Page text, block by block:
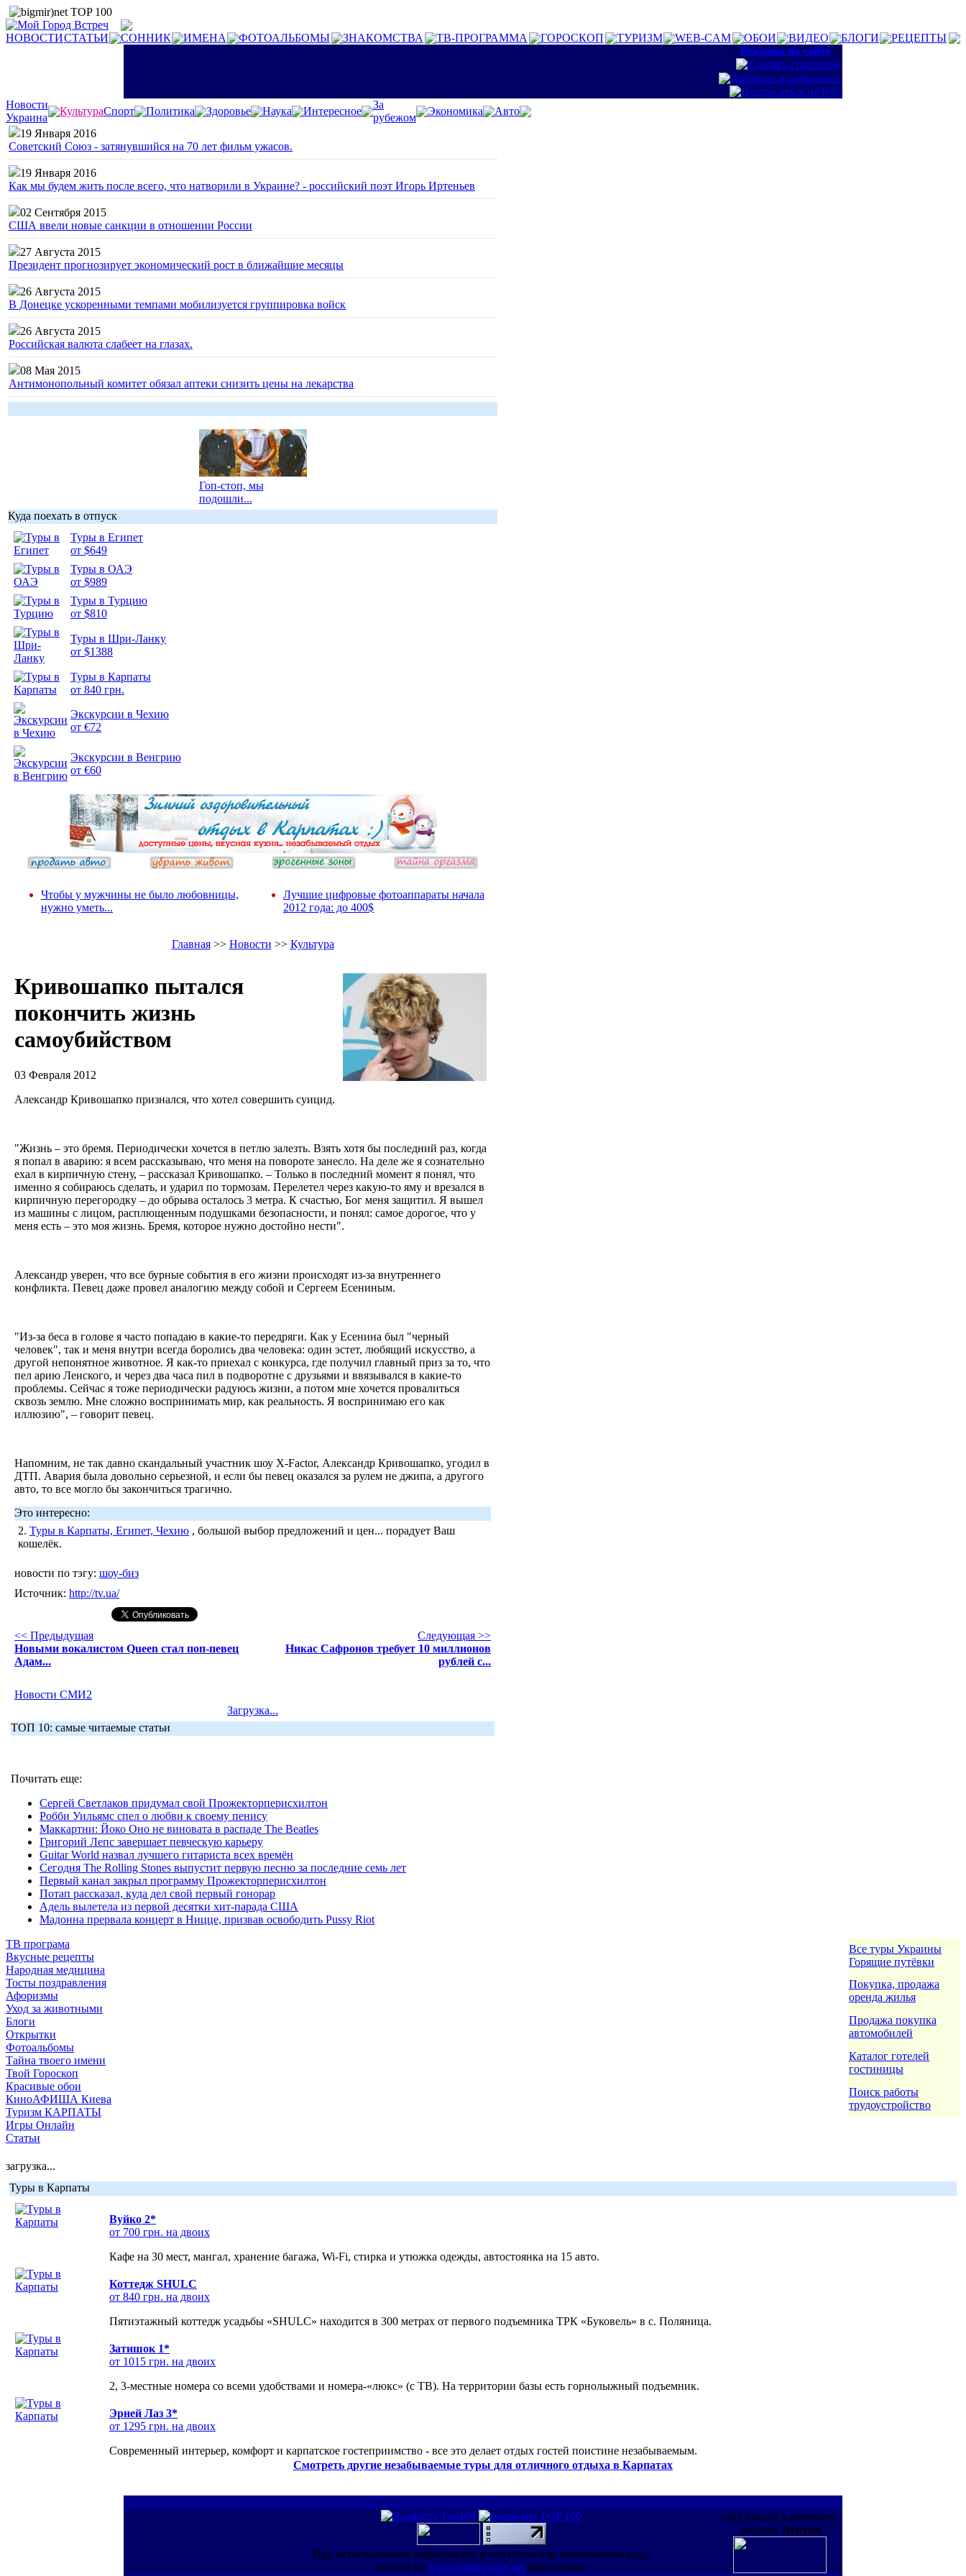
НОВОСТИСТАТЬИ СОННИК ИМЕНА ФОТОАЛЬБОМЫ ЗНАКОМСТВА ТВ-ПРОГРАММА ГОРОСКОП ТУРИЗМ WEB-CAM ОБОИ ВИДЕО БЛОГИ
РЕЦЕПТЫ
:: Реклама на сайте ::
Новости
Украина
КультураСпорт Политика Здоровье Наука Интересное
За
рубежом
Экономика
Авто
19 Января 2016
Советский Союз - затянувшийся на 70 лет фильм ужасов.
19 Января 2016
Как мы будем жить после всего, что натворили в Украине? - российский поэт Игорь Иртеньев
02 Сентября 2015
США ввели новые санкции в отношении России
27 Августа 2015
Президент прогнозирует экономический рост в ближайшие месяцы
26 Августа 2015
В Донецке ускоренными темпами мобилизуется группировка войск
26 Августа 2015
Российская валюта слабеет на глазах.
08 Мая 2015
Антимонопольный комитет обязал аптеки снизить цены на лекарства
Гоп-стоп, мы
подошли...
Куда поехать в отпуск
Туры в Египет
от $649
Туры в ОАЭ
от $989
Туры в Турцию
от $810
Туры в Шри-Ланку
от $1388
Туры в Карпаты
от 840 грн.
Экскурсии в Чехию
от €72
Экскурсии в Венгрию
от €60
Чтобы у мужчины не было любовницы,
нужно уметь...
Лучшие цифровые фотоаппараты начала
2012 года: до 400$
Главная>> Новости >> Культура
Кривошапко пытался
покончить жизнь
самоубийством
03 Февраля 2012
Александр Кривошапко признался, что хотел совершить суицид.
"Жизнь – это бремя. Периодически хочется в петлю залезть. Взять хотя бы последний раз, когда
я попал в аварию: я всем рассказываю, что меня на повороте занесло. На деле же я сознательно
ехал в кирпичную стену, – рассказал Кривошапко. – Только в последний момент я понял, что
именно я собираюсь сделать, и ударил по тормозам. Перелетел через какую-то яму и врезался в
кирпичную перегородку – до обрыва осталось 3 метра. К счастью, Бог меня защитил. Я вышел
из машины с лицом, расплющенным подушками безопасности, и понял: самое дорогое, что у
меня есть – это моя жизнь. Бремя, которое нужно достойно нести".
Александр уверен, что все бурные события в его жизни происходят из-за внутреннего
конфликта. Певец даже провел аналогию между собой и Сергеем Есениным.
"Из-за беса в голове я часто попадаю в какие-то передряги. Как у Есенина был "черный
человек", так и меня внутри всегда боролись два человека: один эстет, любящий искусство, а
другой непонятное животное. Я как-то приехал с конкурса, где получил главный приз за то, что
пел арию Ленского, и через два часа пил в подворотне с друзьями и ввязывался в какие-то
проблемы. Сейчас я тоже периодически радуюсь жизни, а потом мне хочется провалиться
сквозь землю. Мне сложно воспринимать мир, как реальность. Я воспринимаю его как
иллюзию", – говорит певец.
Напомним, не так давно скандальный участник шоу X-Factor, Александр Кривошапко, угодил в
ДТП. Авария была довольно серьезной, и если бы певец оказался за рулем не джипа, а другого
авто, то все могло бы закончиться трагично.
Это интересно:
2. Туры в Карпаты, Египет, Чехию , большой выбор предложений и цен... порадует Ваш
кошелёк.
новости по тэгу: шоу-биз
Источник: http://tv.ua/
<< Предыдущая
Новыми вокалистом Queen стал поп-певец
Адам...
Следующая >>
Никас Сафронов требует 10 миллионов
рублей с...
Новости СМИ2
Загрузка...
ТОП 10: самые читаемые статьи
Почитать еще:
Сергей Светлаков придумал свой Прожекторперисхилтон
Робби Уильямс спел о любви к своему пенису
Маккартни: Йоко Оно не виновата в распаде The Beatles
Григорий Лепс завершает певческую карьеру
Guitar World назвал лучшего гитариста всех времён
Сегодня The Rolling Stones выпустит первую песню за последние семь лет
Первый канал закрыл программу Прожекторперисхилтон
Потап рассказал, куда дел свой первый гонорар
Адель вылетела из первой десятки хит-парада США
Мадонна прервала концерт в Ницце, призвав освободить Pussy Riot
ТВ програма
Вкусные рецепты
Народная медицина
Тосты поздравления
Афоризмы
Уход за животными
Блоги
Открытки
Фотоальбомы
Тайна твоего имени
Твой Гороскоп
Красивые обои
КиноАФИША Киева
Туризм КАРПАТЫ
Игры Онлайн
Статьи
Все туры Украины
Горящие путёвки
Покупка, продажа
оренда жилья
Продажа покупка
автомобилей
Каталог готелей
гостиницы
Поиск работы
трудоустройство
загрузка...
Туры в Карпаты
Вуйко 2*
от 700 грн. на двоих
Кафе на 30 мест, мангал, хранение багажа, Wi-Fi, стирка и утюжка одежды, автостоянка на 15 авто.
Коттедж SHULC
от 840 грн. на двоих
Пятиэтажный коттедж усадьбы «SHULC» находится в 300 метрах от первого подъемника ТРК «Буковель» в с. Поляница.
Затишок 1*
от 1015 грн. на двоих
2, 3-местные номера со всеми удобствами и номера-«люкс» (с ТВ). На территории базы есть горнолыжный подъемник.
Эрней Лаз 3*
от 1295 грн. на двоих
Современный интерьер, комфорт и карпатское гостеприимство - все это делает отдых гостей поистине незабываемым.
Смотреть другие незабываемые туры для отличного отдыха в Карпатах
При использовании информации в печатном или электронном виде
ссылка на www.randevucity.netобязательна
сайт входит в интернет-
холдинг Агрупп